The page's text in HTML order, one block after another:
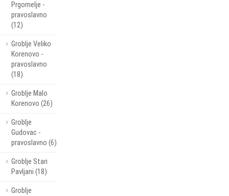
Prgomelje -
pravoslavno
(12)
Groblje Veliko
Korenovo -
pravoslavno
(18)
Groblje Malo
Korenovo (26)
Groblje
Gudovac -
pravoslavno (6)
Groblje Stari
Pavljani (18)
Groblje